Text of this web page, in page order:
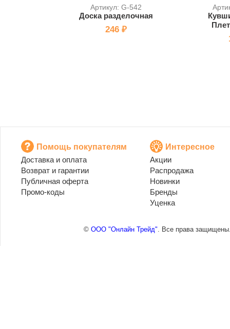
Артикул: G-542
Доска разделочная
246 ₽
Помощь покупателям
Доставка и оплата
Возврат и гарантии
Публичная оферта
Промо-коды
Интересное
Акции
Распродажа
Новинки
Бренды
Уценка
© ООО "Онлайн Трейд". Все права